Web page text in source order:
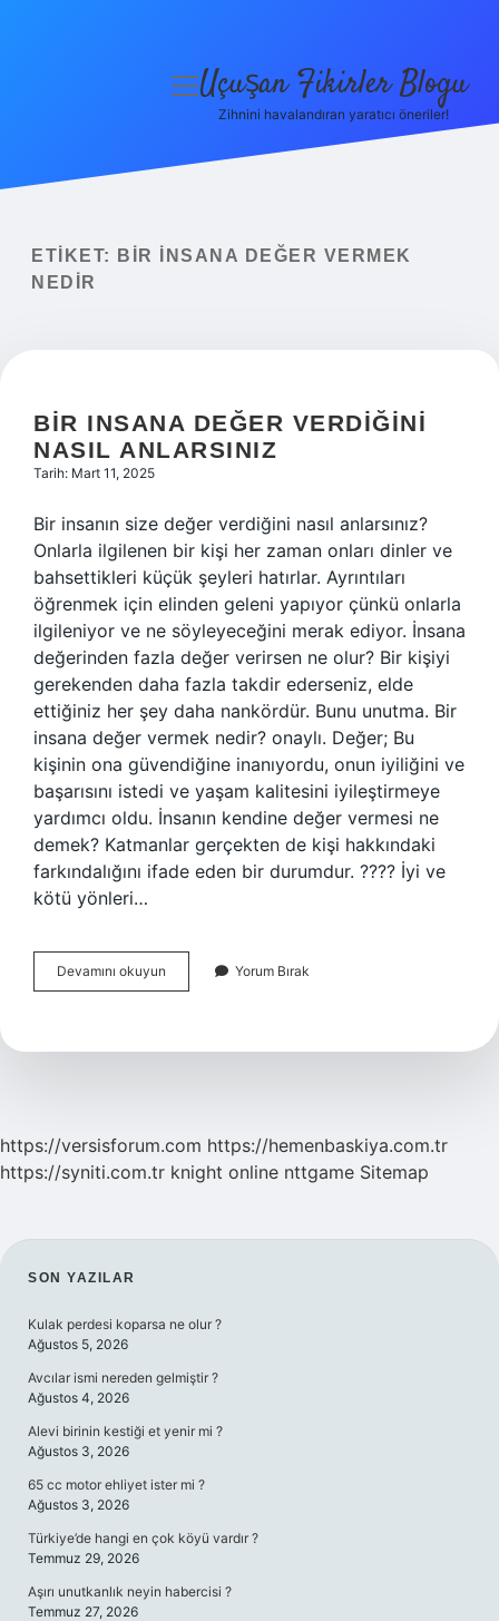
Yasal Uyarı
menüyü
Uçuşan Fikirler Blogu
Zihnini havalandıran yaratıcı öneriler!
ETIKET:
BIR INSANA DEĞER VERMEK
NEDIR
BIR INSANA DEĞER VERDIĞINI
NASIL ANLARSINIZ
Tarih: Mart 11, 2025
Bir insanın size değer verdiğini nasıl anlarsınız?
Onlarla ilgilenen bir kişi her zaman onları dinler ve
bahsettikleri küçük şeyleri hatırlar. Ayrıntıları
öğrenmek için elinden geleni yapıyor çünkü onlarla
ilgileniyor ve ne söyleyeceğini merak ediyor. İnsana
değerinden fazla değer verirsen ne olur? Bir kişiyi
gerekenden daha fazla takdir ederseniz, elde
ettiğiniz her şey daha nankördür. Bunu unutma. Bir
insana değer vermek nedir? onaylı. Değer; Bu
kişinin ona güvendiğine inanıyordu, onun iyiliğini ve
başarısını istedi ve yaşam kalitesini iyileştirmeye
yardımcı oldu. İnsanın kendine değer vermesi ne
demek? Katmanlar gerçekten de kişi hakkındaki
farkındalığını ifade eden bir durumdur. ???? İyi ve
kötü yönleri…
Devamını okuyun
Insana
Nasıl
Yorum Bırak
https://versisforum.com https://hemenbaskiya.com.tr
https://syniti.com.tr knight online nttgame Sitemap
SIDEBAR
SON YAZILAR
Kulak perdesi koparsa ne olur ?
Ağustos 5, 2026
Avcılar ismi nereden gelmiştir ?
Ağustos 4, 2026
Alevi birinin kestiği et yenir mi ?
Ağustos 3, 2026
65 cc motor ehliyet ister mi ?
Ağustos 3, 2026
Türkiye’de hangi en çok köyü vardır ?
Temmuz 29, 2026
Aşırı unutkanlık neyin habercisi ?
Temmuz 27, 2026